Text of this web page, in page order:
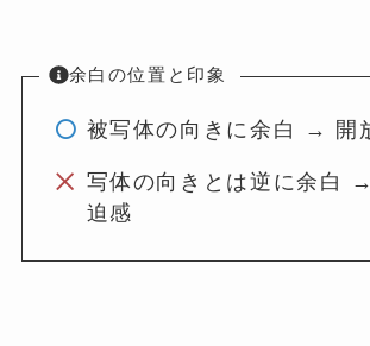
余白の位置と印象
被写体の向きに余白 → 開
写体の向きとは逆に余白
迫感